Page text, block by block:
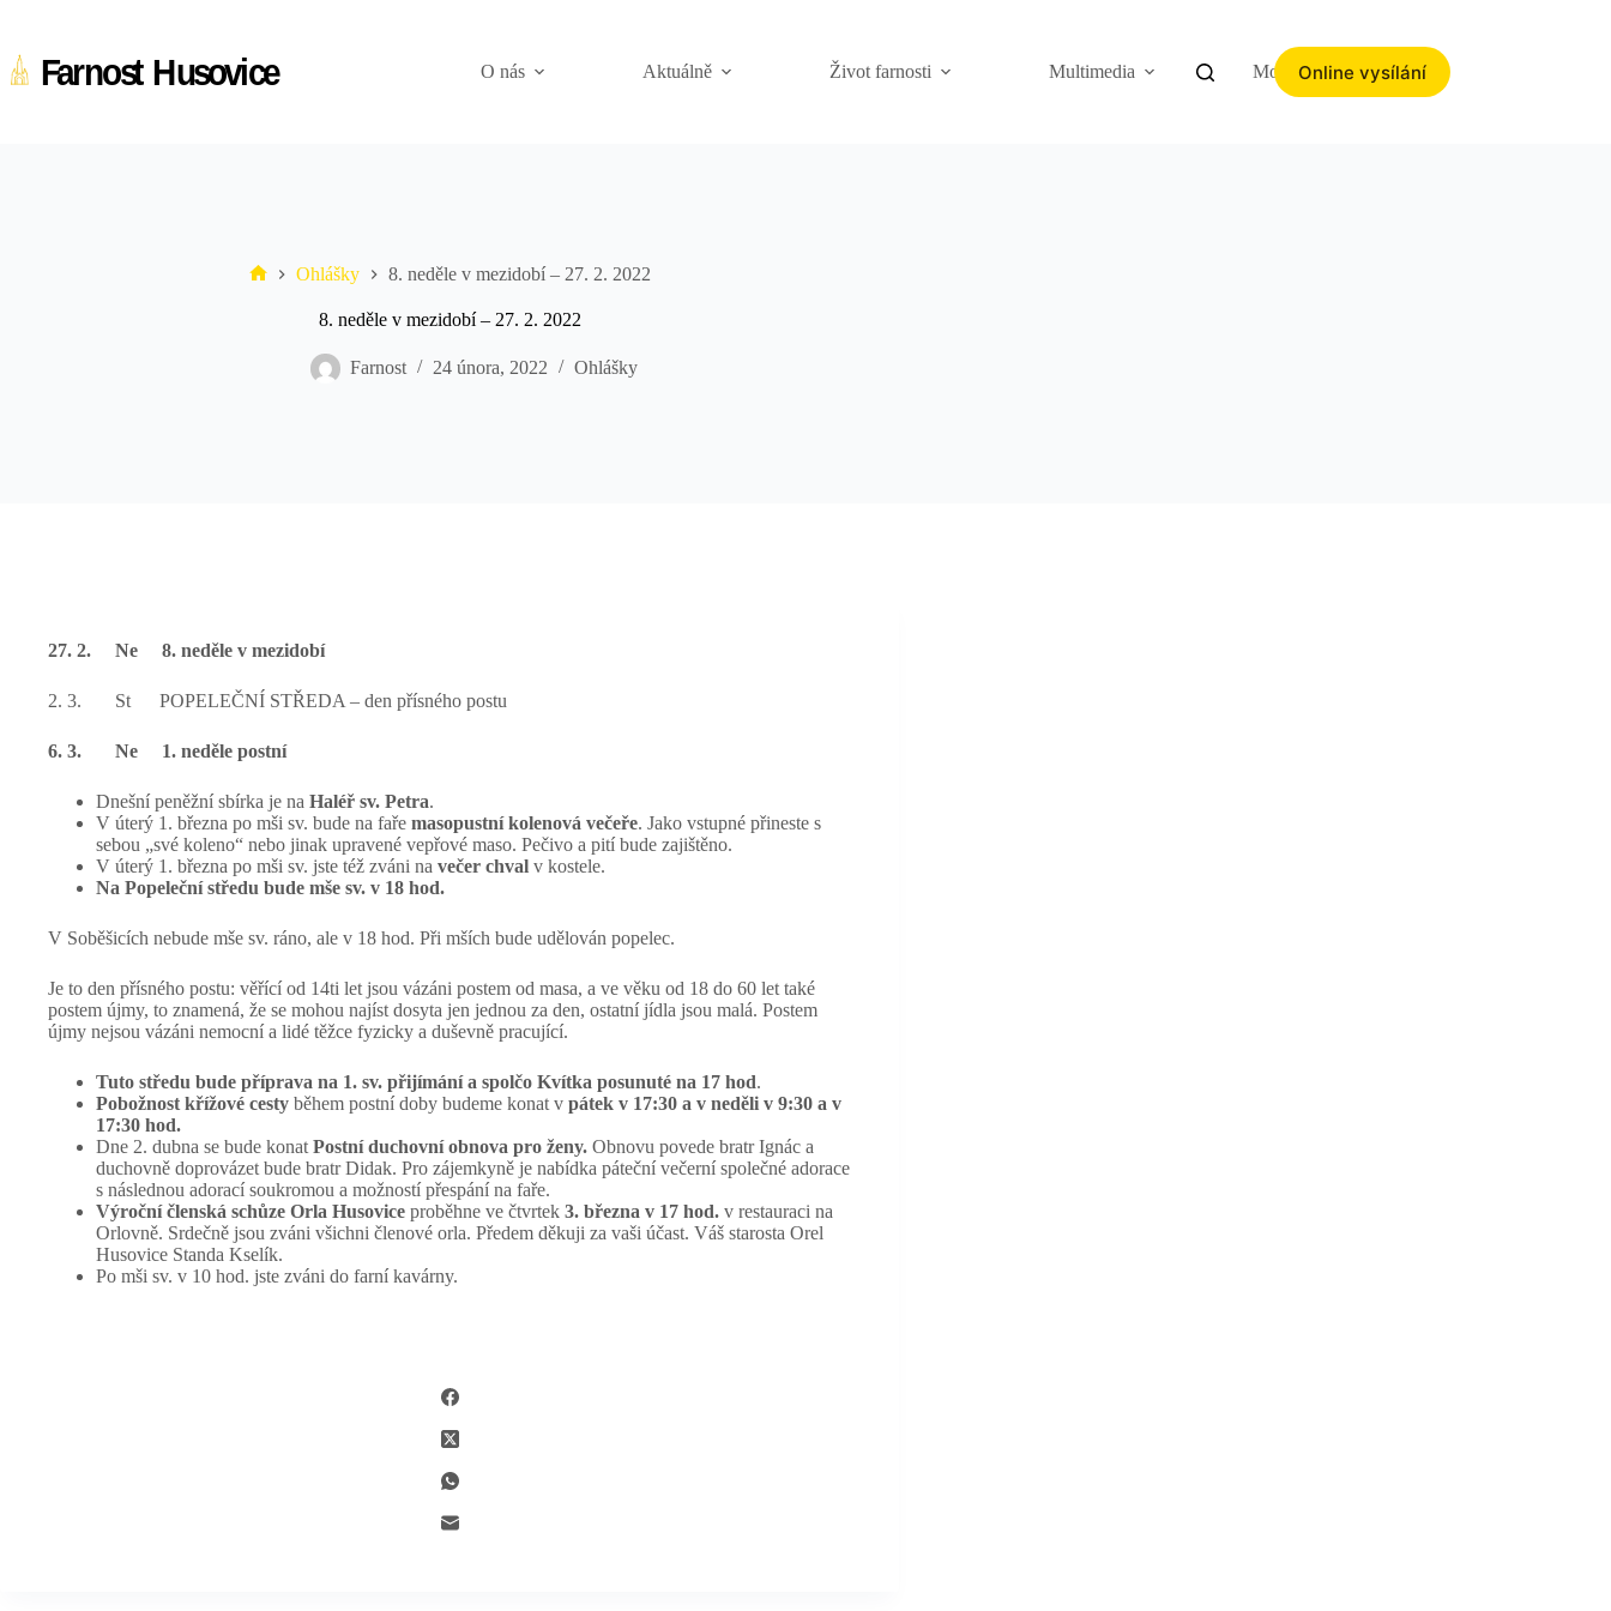
content
O nás
Aktuálně Život farnosti Multimedia More Online vysílání
Husovice
Ohlášky 8. neděle v mezidobí – 27. 2. 2022
8. neděle v mezidobí – 27. 2. 2022
Farnost 24 února, 2022 Ohlášky
27. 2. Ne 8. neděle v mezidobí
2. 3. St POPELEČNÍ STŘEDA – den přísného postu
6. 3. Ne 1. neděle postní
Dnešní peněžní sbírka je na Haléř sv. Petra.
V úterý 1. března po mši sv. bude na faře masopustní kolenová večeře. Jako vstupné přineste s
sebou „své koleno“ nebo jinak upravené vepřové maso. Pečivo a pití bude zajištěno.
V úterý 1. března po mši sv. jste též zváni na večer chval v kostele.
Na Popeleční středu bude mše sv. v 18 hod.
V Soběšicích nebude mše sv. ráno, ale v 18 hod. Při mších bude udělován popelec.
Je to den přísného postu: věřící od 14ti let jsou vázáni postem od masa, a ve věku od 18 do 60 let také
postem újmy, to znamená, že se mohou najíst dosyta jen jednou za den, ostatní jídla jsou malá. Postem
újmy nejsou vázáni nemocní a lidé těžce fyzicky a duševně pracující.
Tuto středu bude příprava na 1. sv. přijímání a spolčo Kvítka posunuté na 17 hod.
Pobožnost křížové cesty během postní doby budeme konat v pátek v 17:30 a v neděli v 9:30 a v
17:30 hod.
Dne 2. dubna se bude konat Postní duchovní obnova pro ženy. Obnovu povede bratr Ignác a
duchovně doprovázet bude bratr Didak. Pro zájemkyně je nabídka páteční večerní společné adorace
s následnou adorací soukromou a možností přespání na faře.
Výroční členská schůze Orla Husovice proběhne ve čtvrtek 3. března v 17 hod. v restauraci na
Orlovně. Srdečně jsou zváni všichni členové orla. Předem děkuji za vaši účast. Váš starosta Orel
Husovice Standa Kselík.
Po mši sv. v 10 hod. jste zváni do farní kavárny.